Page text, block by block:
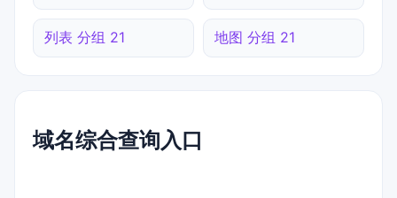
列表 分组 21 地图 分组 21
域名综合查询入口